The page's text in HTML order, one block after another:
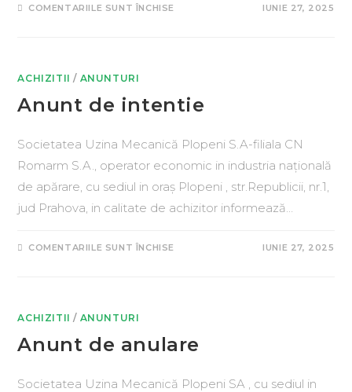
COMENTARIILE SUNT ÎNCHISE IUNIE 27, 2025
ACHIZITII / ANUNTURI
Anunt de intentie
Societatea Uzina Mecanică Plopeni S.A-filiala CN
Romarm S.A., operator economic in industria națională
de apărare, cu sediul in oraș Plopeni , str.Republicii, nr.1,
jud Prahova, in calitate de achizitor informează…
COMENTARIILE SUNT ÎNCHISE IUNIE 27, 2025
ACHIZITII / ANUNTURI
Anunt de anulare
Societatea Uzina Mecanică Plopeni SA , cu sediul in